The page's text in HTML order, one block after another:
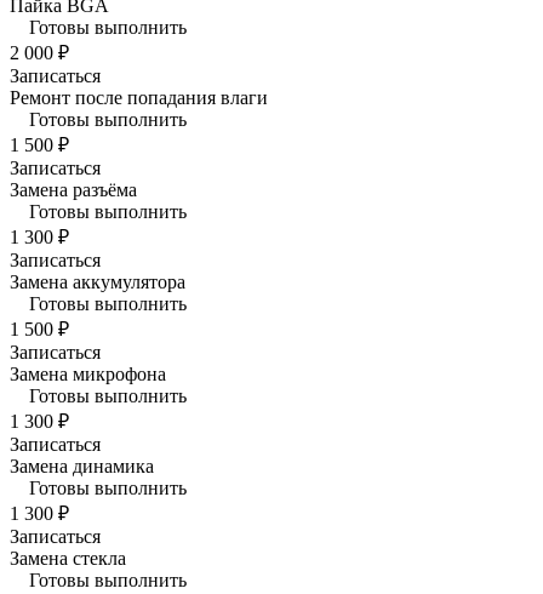
Пайка BGA
Готовы выполнить
2 000 ₽
Записаться
Ремонт после попадания влаги
Готовы выполнить
1 500 ₽
Записаться
Замена разъёма
Готовы выполнить
1 300 ₽
Записаться
Замена аккумулятора
Готовы выполнить
1 500 ₽
Записаться
Замена микрофона
Готовы выполнить
1 300 ₽
Записаться
Замена динамика
Готовы выполнить
1 300 ₽
Записаться
Замена стекла
Готовы выполнить